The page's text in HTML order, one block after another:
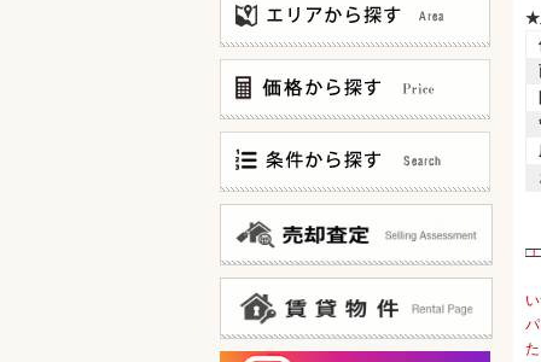
★
〜3,000万
3,000万〜5,000万
8,000万〜12,000万
12,000万〜
仲介手数料無料
仲介手数料お値引中
20F建て以上 タワーマンション
新築マンション
邸宅風?低層マンション
100世帯以上 大規模マンション
ゲストルームあります!
オーナー様ログイン